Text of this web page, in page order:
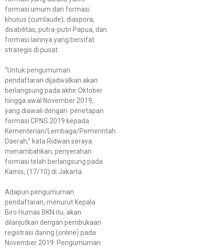
formasi umum dan formasi
khusus (cumlaude), diaspora,
disabilitas, putra-putri Papua, dan
formasi lainnya yang bersifat
strategis di pusat.
“Untuk pengumuman
pendaftaran dijadwalkan akan
berlangsung pada akhir Oktober
hingga awal November 2019,
yang diawali dengan penetapan
formasi CPNS 2019 kepada
Kementerian/Lembaga/Pemerintah
Daerah,” kata Ridwan seraya
menambahkan, penyerahan
formasi telah berlangsung pada
Kamis, (17/10) di Jakarta.
Adapun pengumuman
pendaftaran, menurut Kepala
Biro Humas BKN itu, akan
dilanjutkan dengan pembukaan
registrasi daring (online) pada
November 2019. Pengumuman